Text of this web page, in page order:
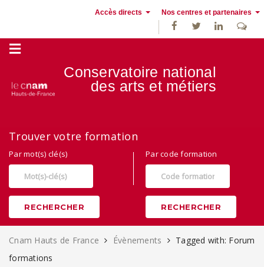
Accès directs Nos centres et partenaires
France
Conservatoire national
des arts et métiers
Trouver votre formation
Par mot(s) clé(s)
RECHERCHER
Par code formation
RECHERCHER
Cnam Hauts de France Évènements
Tagged with: Forum
formations